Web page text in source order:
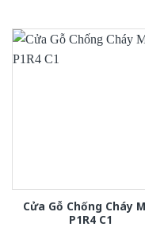
Cửa Gỗ Chống Cháy
P1R4 C1